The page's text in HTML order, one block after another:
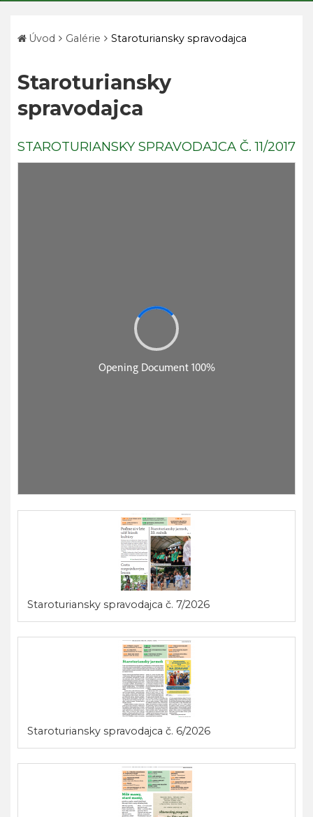
Úvod Galérie Staroturiansky spravodajca
Staroturiansky
spravodajca
STAROTURIANSKY SPRAVODAJCA Č. 11/2017
Staroturiansky spravodajca č. 7/2026
Staroturiansky spravodajca č. 6/2026